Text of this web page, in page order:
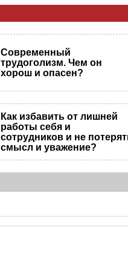
Современный
трудоголизм. Чем он
хорош и опасен?
Как избавить от лишней
работы себя и
сотрудников и не
смысл и уважение?